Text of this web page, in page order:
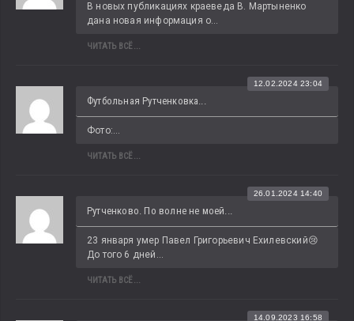
В новых публикациях краеведа В. Мартыненко
дана новая информация о...
ЧИТАТЬ ВСЁ...
Футбольная Рутченковка...
12.02.2024 23:04
Фото:...
ЧИТАТЬ ВСЁ...
Рутченково. По волне не моей...
26.01.2024 14:40
23 января умер Павел Григорьевич Ехилевский😢
До того 6 дней...
ЧИТАТЬ ВСЁ...
14.09.2023 16:58